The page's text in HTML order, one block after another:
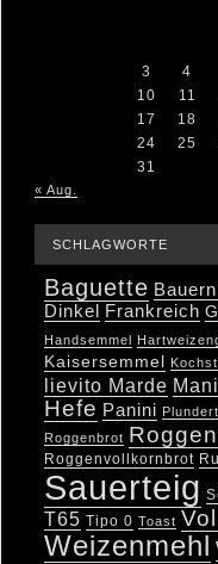
3
4
10
11
17
18
24
25
31
« Aug.
SCHLAGWORTE
Baguette
Dinkel Frankreich
Handsemmel
Kaisersemmel
lievito Marde
Hefe Panini
Roggenbrot
Roggenvollkornbrot
Sauerteig
T65 Tipo 0 Toast
Weizenmehl